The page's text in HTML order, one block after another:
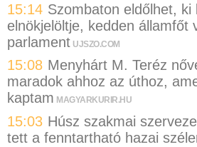
15:14 Szombaton eldőlhet, ki
elnökjelöltje, kedden államfőt
parlament UJSZO.COM
15:08 Menyhárt M. Teréz
maradok ahhoz az úthoz,
kaptam MAGYARKURIR.HU
15:03 Húsz szakmai
tett a fenntartható hazai